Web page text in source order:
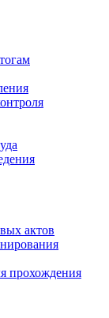
актов
прохождения